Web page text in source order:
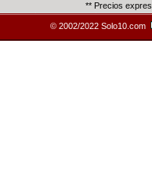
** Precios
© 2002/2022 Solo10.com